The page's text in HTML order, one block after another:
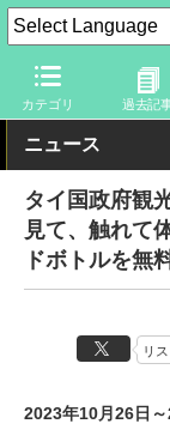
カテゴリ 過去記
トラベル Watch イ
ニュース
タイ国政府観
見て、触れて
ドボトルを無
リス
2023年10月26日